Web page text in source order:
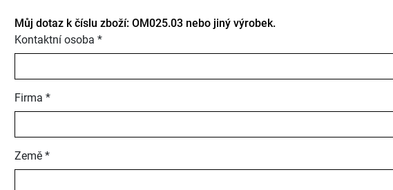
Můj dotaz k číslu zboží: OM025.03 nebo jiný výrobek.
Kontaktní osoba *
Firma *
Země *